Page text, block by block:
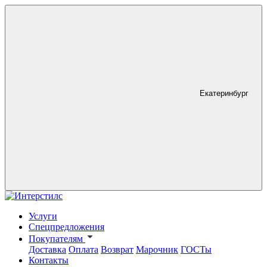
Екатеринбург
Услуги
Спецпредложения
Покупателям
Доставка Оплата Возврат Марочник ГОСТы
Контакты